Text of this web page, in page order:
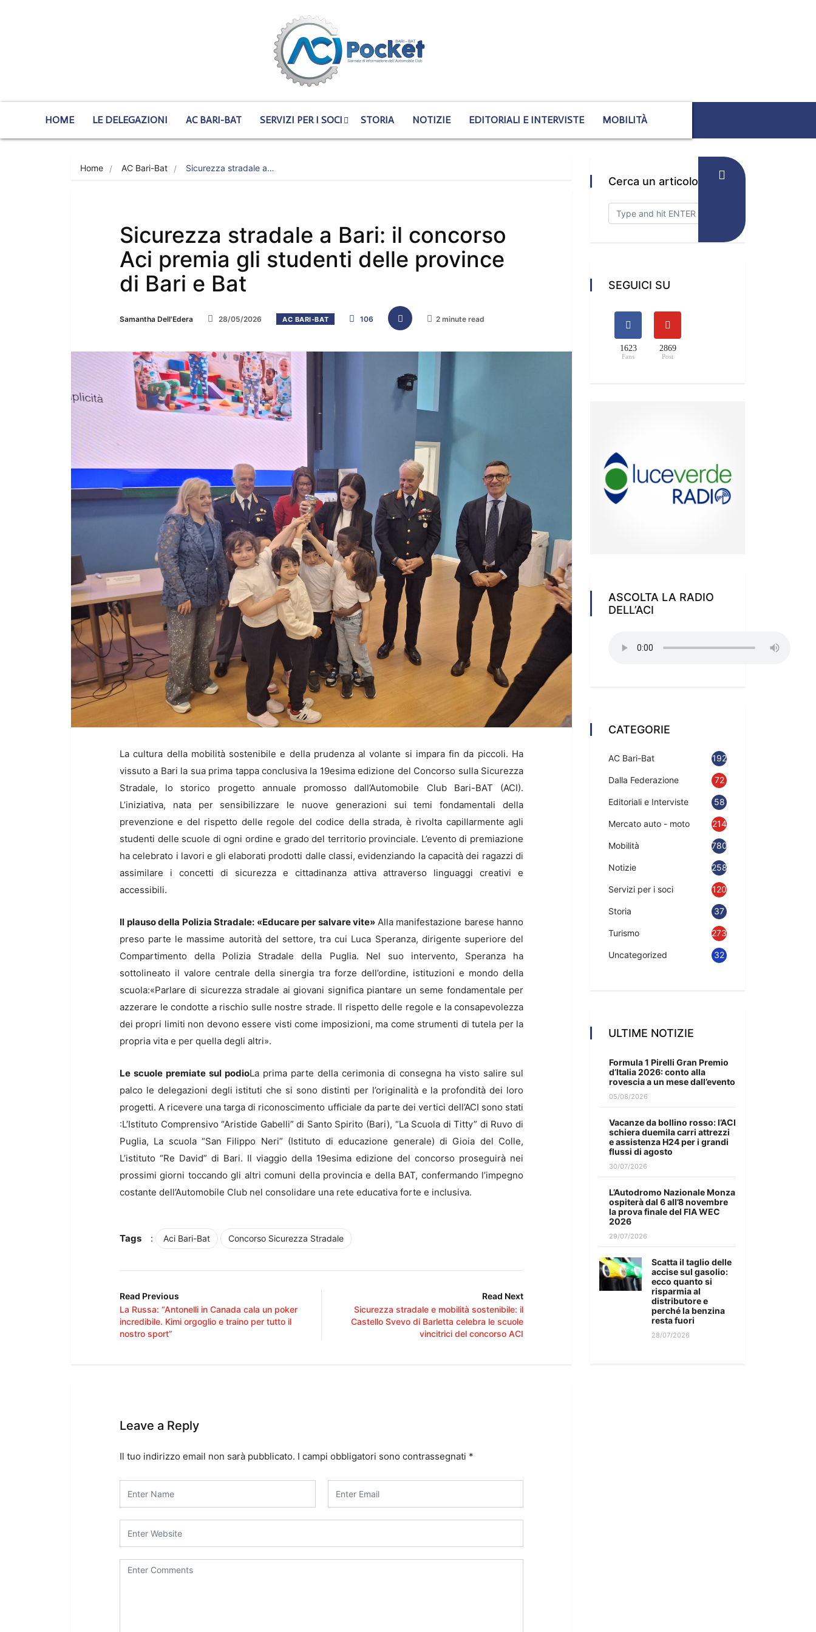
HOME LE DELEGAZIONI AC BARI-BAT SERVIZI PER I SOCI STORIA NOTIZIE EDITORIALI E INTERVISTE MOBILITÀ
Home AC Bari-Bat Sicurezza stradale a…
Sicurezza stradale a Bari: il concorso
Aci premia gli studenti delle province
di Bari e Bat
Samantha Dell'Edera 28/05/2026 AC BARI-BAT 106 2 minute read
La cultura della mobilità sostenibile e della prudenza al volante si impara fin da piccoli. Ha
vissuto a Bari la sua prima tappa conclusiva la 19esima edizione del Concorso sulla Sicurezza
Stradale, lo storico progetto annuale promosso dall’Automobile Club Bari-BAT (ACI).
L’iniziativa, nata per sensibilizzare le nuove generazioni sui temi fondamentali della
prevenzione e del rispetto delle regole del codice della strada, è rivolta capillarmente agli
studenti delle scuole di ogni ordine e grado del territorio provinciale. L’evento di premiazione
ha celebrato i lavori e gli elaborati prodotti dalle classi, evidenziando la capacità dei ragazzi di
assimilare i concetti di sicurezza e cittadinanza attiva attraverso linguaggi creativi e
accessibili.
Il plauso della Polizia Stradale: «Educare per salvare vite» Alla manifestazione barese hanno
preso parte le massime autorità del settore, tra cui Luca Speranza, dirigente superiore del
Compartimento della Polizia Stradale della Puglia. Nel suo intervento, Speranza ha
sottolineato il valore centrale della sinergia tra forze dell’ordine, istituzioni e mondo della
scuola:«Parlare di sicurezza stradale ai giovani significa piantare un seme fondamentale per
azzerare le condotte a rischio sulle nostre strade. Il rispetto delle regole e la consapevolezza
dei propri limiti non devono essere visti come imposizioni, ma come strumenti di tutela per la
propria vita e per quella degli altri».
Le scuole premiate sul podioLa prima parte della cerimonia di consegna ha visto salire sul
palco le delegazioni degli istituti che si sono distinti per l’originalità e la profondità dei loro
progetti. A ricevere una targa di riconoscimento ufficiale da parte dei vertici dell’ACI sono stati
:L’Istituto Comprensivo “Aristide Gabelli” di Santo Spirito (Bari), “La Scuola di Titty” di Ruvo di
Puglia, La scuola “San Filippo Neri” (Istituto di educazione generale) di Gioia del Colle,
L’istituto “Re David” di Bari. Il viaggio della 19esima edizione del concorso proseguirà nei
prossimi giorni toccando gli altri comuni della provincia e della BAT, confermando l’impegno
costante dell’Automobile Club nel consolidare una rete educativa forte e inclusiva.
Tags : Aci Bari-Bat Concorso Sicurezza Stradale
Read Previous
La Russa: “Antonelli in Canada cala un poker
incredibile. Kimi orgoglio e traino per tutto il
nostro sport”
Read Next
Sicurezza stradale e mobilità sostenibile: il
Castello Svevo di Barletta celebra le scuole
vincitrici del concorso ACI
Leave a Reply
Il tuo indirizzo email non sarà pubblicato. I campi obbligatori sono contrassegnati *
Cerca un articolo
SEGUICI SU
1623
Fans
2869
Post
ASCOLTA LA RADIO
DELL’ACI
CATEGORIE
AC Bari-Bat 192
Dalla Federazione 72
Editoriali e Interviste 58
Mercato auto - moto 214
Mobilità 780
Notizie 2583
Servizi per i soci 120
Storia 37
Turismo 273
Uncategorized 32
ULTIME NOTIZIE
Formula 1 Pirelli Gran Premio
d’Italia 2026: conto alla
rovescia a un mese dall’evento
05/08/2026
Vacanze da bollino rosso: l’ACI
schiera duemila carri attrezzi
e assistenza H24 per i grandi
flussi di agosto
30/07/2026
L’Autodromo Nazionale Monza
ospiterà dal 6 all’8 novembre
la prova finale del FIA WEC
2026
29/07/2026
Scatta il taglio delle
accise sul gasolio:
ecco quanto si
risparmia al
distributore e
perché la benzina
resta fuori
28/07/2026